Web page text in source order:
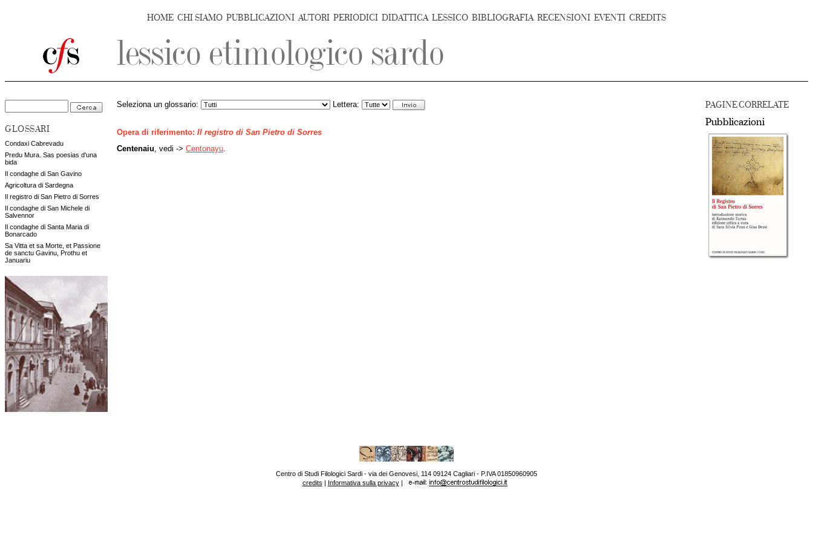
HOME CHI SIAMO PUBBLICAZIONI AUTORI PERIODICI DIDATTICA LESSICO BIBLIOGRAFIA RECENSIONI EVENTI CREDITS
GLOSSARI
Condaxi Cabrevadu
Predu Mura. Sas poesias d'una
bida
Il condaghe di San Gavino
Agricoltura di Sardegna
Il registro di San Pietro di Sorres
Il condaghe di San Michele di
Salvennor
Il condaghe di Santa Maria di
Bonarcado
Sa Vitta et sa Morte, et Passione
de sanctu Gavinu, Prothu et
Januariu
PAGINE CORRELATE
Pubblicazioni
Seleziona un glossario: Lettera:
Opera di riferimento: Il registro di San Pietro di Sorres
Centenaiu , vedi -> Centonayu
Centro di Studi Filologici Sardi - via dei Genovesi, 114 09124 Cagliari - P.IVA 01850960905
credits | Informativa sulla privacy|